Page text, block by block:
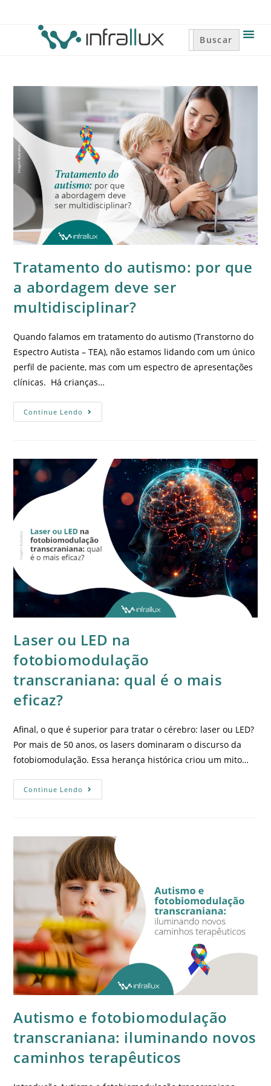
Search
for:
Tratamento do autismo: por que
a abordagem deve ser
multidisciplinar?
Quando falamos em tratamento do autismo (Transtorno do
Espectro Autista – TEA), não estamos lidando com um único
perfil de paciente, mas com um espectro de apresentações
clínicas. Há crianças…
Continue Lendo
Laser ou LED na
fotobiomodulação
transcraniana: qual é o mais
eficaz?
Afinal, o que é superior para tratar o cérebro: laser ou LED?
Por mais de 50 anos, os lasers dominaram o discurso da
fotobiomodulação. Essa herança histórica criou um mito…
Continue Lendo
Autismo e fotobiomodulação
transcraniana: iluminando novos
caminhos terapêuticos